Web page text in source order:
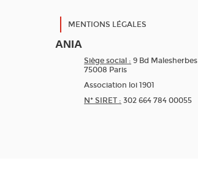
MENTIONS LÉGALES
ANIA
Siège social : 9 Bd Malesherbes
75008 Paris
Association loi 1901
N* SIRET : 302 664 784 00055